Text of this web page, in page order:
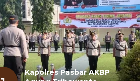
Kapolres Pasbar AKBP